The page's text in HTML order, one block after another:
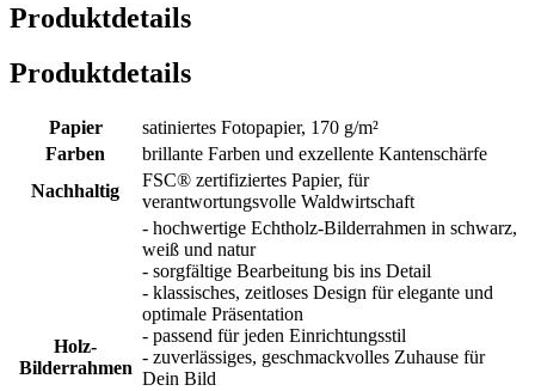
Produktdetails
Produktdetails
Papier
satiniertes Fotopapier, 170 g/m²
Farben
brillante Farben und exzellente Kantenschärfe
Nachhaltig
FSC® zertifiziertes Papier, für
verantwortungsvolle Waldwirtschaft
Holz-
Bilderrahmen
- hochwertige Echtholz-Bilderrahmen in schwarz,
weiß und natur
- sorgfältige Bearbeitung bis ins Detail
- klassisches, zeitloses Design für elegante und
optimale Präsentation
- passend für jeden Einrichtungsstil
- zuverlässiges, geschmackvolles Zuhause für
Dein Bild